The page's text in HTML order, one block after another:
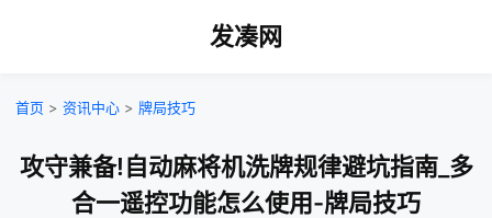
发凑网
首页 > 资讯中心 > 牌局技巧
攻守兼备!自动麻将机洗牌规律避坑指南_多
合一遥控功能怎么使用-牌局技巧